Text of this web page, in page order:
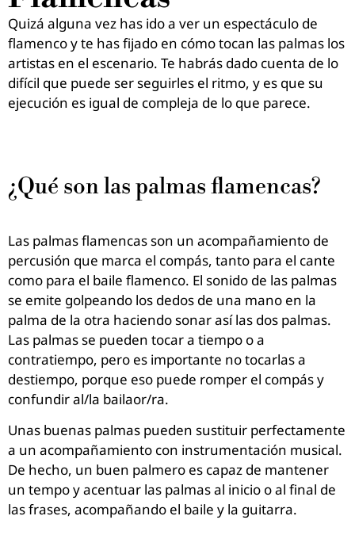
Quizá alguna vez has ido a ver un espectáculo de
flamenco y te has fijado en cómo tocan las palmas los
artistas en el escenario. Te habrás dado cuenta de lo
difícil que puede ser seguirles el ritmo, y es que su
ejecución es igual de compleja de lo que parece.
¿Qué son las palmas flamencas?
Las palmas flamencas son un acompañamiento de
percusión que marca el compás, tanto para el cante
como para el baile flamenco. El sonido de las palmas
se emite golpeando los dedos de una mano en la
palma de la otra haciendo sonar así las dos palmas.
Las palmas se pueden tocar a tiempo o a
contratiempo, pero es importante no tocarlas a
destiempo, porque eso puede romper el compás y
confundir al/la bailaor/ra.
Unas buenas palmas pueden sustituir perfectamente
a un acompañamiento con instrumentación musical.
De hecho, un buen palmero es capaz de mantener
un tempo y acentuar las palmas al inicio o al final de
las frases, acompañando el baile y la guitarra.